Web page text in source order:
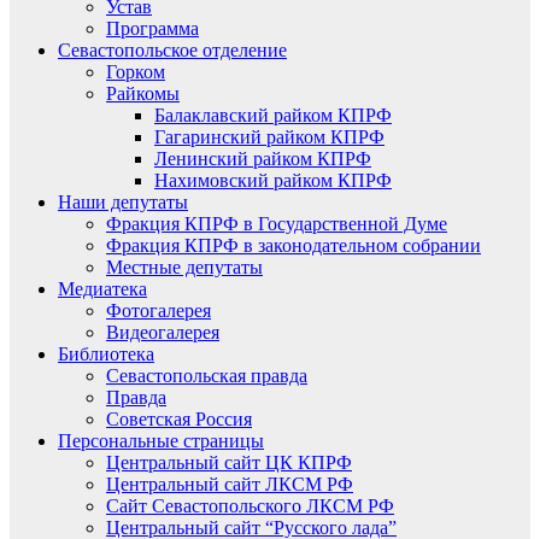
Устав
Программа
Севастопольское отделение
Горком
Райкомы
Балаклавский райком КПРФ
Гагаринский райком КПРФ
Ленинский райком КПРФ
Нахимовский райком КПРФ
Наши депутаты
Фракция КПРФ в Государственной Думе
Фракция КПРФ в законодательном собрании
Местные депутаты
Медиатека
Фотогалерея
Видеогалерея
Библиотека
Севастопольская правда
Правда
Советская Россия
Персональные страницы
Центральный сайт ЦК КПРФ
Центральный сайт ЛКСМ РФ
Сайт Севастопольского ЛКСМ РФ
Центральный сайт “Русского лада”